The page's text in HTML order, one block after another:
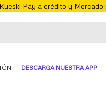
Pay a crédito y Mercado
DESCARGA NUESTRA APP